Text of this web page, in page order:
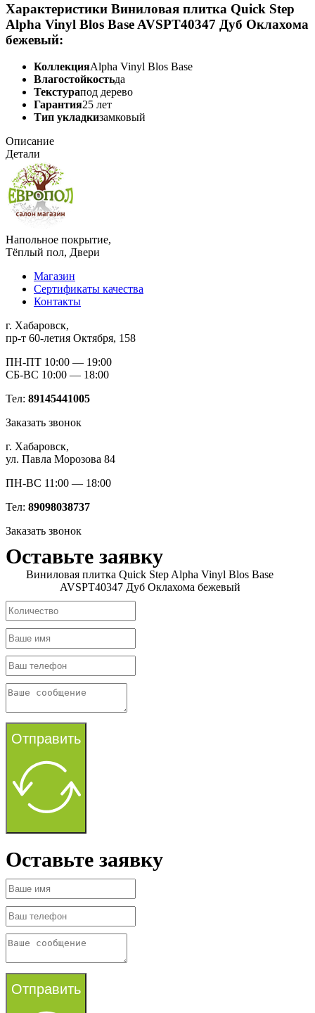
Характеристики Виниловая плитка Quick Step
Alpha Vinyl Blos Base AVSPT40347 Дуб Оклахома
бежевый:
КоллекцияAlpha Vinyl Blos Base
Влагостойкостьда
Текстурапод дерево
Гарантия25 лет
Тип укладкизамковый
Описание
Детали
Напольное покрытие,
Тёплый пол, Двери
Магазин
Сертификаты качества
Контакты
г. Хабаровск,
пр-т 60-летия Октября, 158
ПН-ПТ 10:00 — 19:00
СБ-ВС 10:00 — 18:00
Тел: 89145441005
Заказать звонок
г. Хабаровск,
ул. Павла Морозова 84
ПН-ВС 11:00 — 18:00
Тел: 89098038737
Заказать звонок
Оставьте заявку
Виниловая плитка Quick Step Alpha Vinyl Blos Base
AVSPT40347 Дуб Оклахома бежевый
Отправить
Оставьте заявку
Отправить